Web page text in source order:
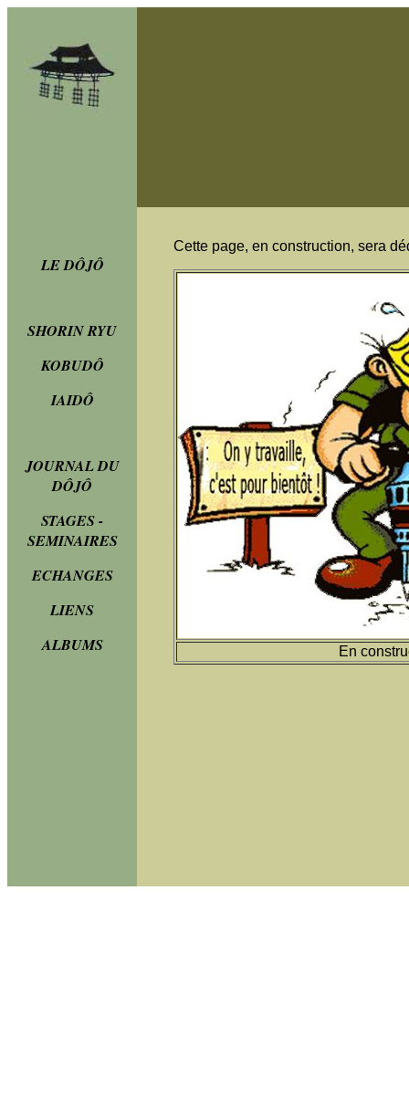
LE DÔJÔ
SHORIN RYU
KOBUDÔ
IAIDÔ
JOURNAL DU
DÔJÔ
STAGES -
SEMINAIRES
ECHANGES
LIENS
ALBUMS
Cette page, en construction, sera
En